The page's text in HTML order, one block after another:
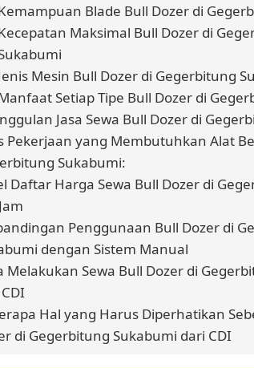
Blade Bull Dozer di
Maksimal Bull Dozer di
Mesin Bull Dozer di Gegerbitung
Setiap Tipe Bull Dozer di
Jasa Sewa Bull Dozer di
Pekerjaan yang Membutuhkan Alat
Sukabumi:
Daftar Harga Sewa Bull Dozer di
Penggunaan Bull Dozer di
dengan Sistem Manual
Melakukan Sewa Bull Dozer di
Hal yang Harus Diperhatikan
di Gegerbitung Sukabumi dari CDI